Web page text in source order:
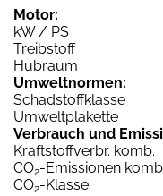
Motor:
kW / PS
Treibstoff
Hubraum
Umweltnormen:
Schadstoffklasse
Umweltplakette
Verbrauch und
Kraftstoffverbr. komb.
CO2-Emissionen
CO2-Klasse